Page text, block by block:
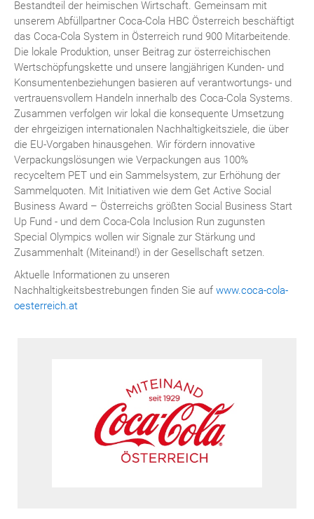
Bestandteil der heimischen Wirtschaft. Gemeinsam mit
unserem Abfüllpartner Coca-Cola HBC Österreich beschäftigt
das Coca-Cola System in Österreich rund 900 Mitarbeitende.
Die lokale Produktion, unser Beitrag zur österreichischen
Wertschöpfungskette und unsere langjährigen Kunden- und
Konsumentenbeziehungen basieren auf verantwortungs- und
vertrauensvollem Handeln innerhalb des Coca-Cola Systems.
Zusammen verfolgen wir lokal die konsequente Umsetzung
der ehrgeizigen internationalen Nachhaltigkeitsziele, die über
die EU-Vorgaben hinausgehen. Wir fördern innovative
Verpackungslösungen wie Verpackungen aus 100%
recyceltem PET und ein Sammelsystem, zur Erhöhung der
Sammelquoten. Mit Initiativen wie dem Get Active Social
Business Award – Österreichs größten Social Business Start
Up Fund - und dem Coca-Cola Inclusion Run zugunsten
Special Olympics wollen wir Signale zur Stärkung und
Zusammenhalt (Miteinand!) in der Gesellschaft setzen.
Aktuelle Informationen zu unseren
Nachhaltigkeitsbestrebungen finden Sie auf www.coca-cola-
oesterreich.at